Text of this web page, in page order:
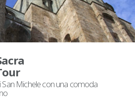
San Michele con una comoda